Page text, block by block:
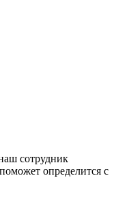
сотрудник
определится с